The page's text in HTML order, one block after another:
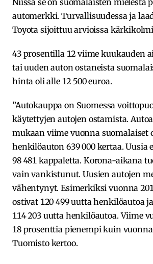
automerkki. Turvallisuudessa ja
Toyota sijoittuu arvioissa
43 prosentilla 12 viime kuukauden
tai uuden auton ostaneista
hinta oli alle 12 500 euroa.
”Autokauppa on Suomessa
käytettyjen autojen ostamista.
mukaan viime vuonna suomalaiset
henkilöauton 639 000 kertaa.
98 481 kappaletta. Korona-aikana
vain vankistunut. Uusien autojen
vähentynyt. Esimerkiksi vuonna
ostivat 120 499 uutta henkilöautoa
114 203 uutta henkilöautoa. Viime
18 prosenttia pienempi kuin vuonna
Tuomisto kertoo.